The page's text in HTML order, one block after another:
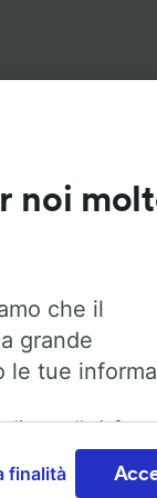
le opzioni qui
a bordo.
noi
che il
grande
le tue
alle
cookie, per il
o gestire le
finalità